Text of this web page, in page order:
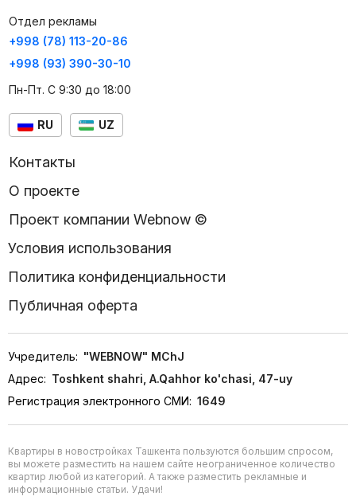
Отдел рекламы
+998 (78) 113-20-86
+998 (93) 390-30-10
Пн-Пт. С 9:30 до 18:00
RU UZ
Контакты
О проекте
Проект компании Webnow ©
Условия использования
Политика конфиденциальности
Публичная оферта
Учредитель: "WEBNOW" MChJ
Адрес: Toshkent shahri, A.Qahhor ko'chasi, 47-uy
Регистрация электронного СМИ: 1649
Квартиры в новостройках Ташкента пользуются большим спросом,
вы можете разместить на нашем сайте неограниченное количество
квартир любой из категорий. А также разместить рекламные и
информационные статьи. Удачи!